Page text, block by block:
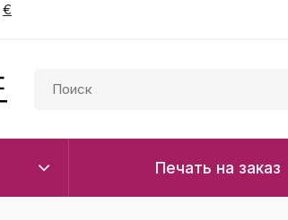
€
Печать на заказ